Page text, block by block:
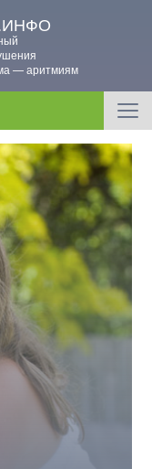
— аритмиям